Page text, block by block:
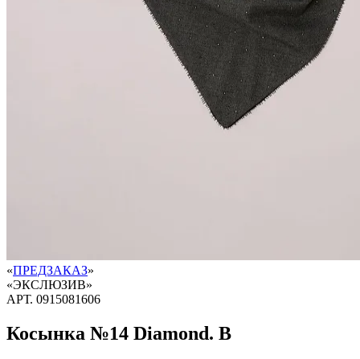
«ПРЕДЗАКАЗ»
«ЭКСЛЮЗИВ»
АРТ. 0915081606
Косынка №14 Diamond. B